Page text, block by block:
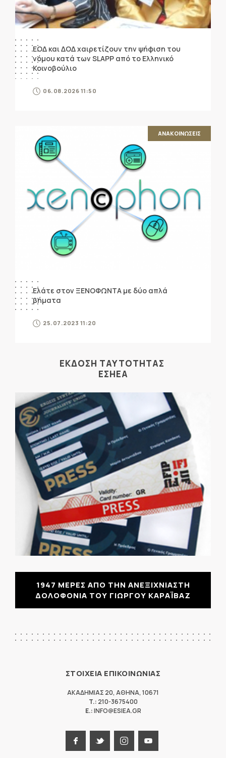
ΕΟΔ και ΔΟΔ χαιρετίζουν την ψήφιση του
νόμου κατά των SLAPP από το Ελληνικό
Κοινοβούλιο
06.08.2026 11:50
ΑΝΑΚΟΙΝΩΣΕΙΣ
Ελάτε στον ΞΕΝΟΦΩΝΤΑ με δύο απλά
βήματα
25.07.2023 11:20
ΕΚΔΟΣΗ ΤΑΥΤΟΤΗΤΑΣ
ΕΣΗΕΑ
1947 ΜΕΡΕΣ ΑΠΟ ΤΗΝ ΑΝΕΞΙΧΝΙΑΣΤΗ
ΔΟΛΟΦΟΝΙΑ ΤΟΥ ΓΙΩΡΓΟΥ ΚΑΡΑΪΒΑΖ
ΣΤΟΙΧΕΙΑ ΕΠΙΚΟΙΝΩΝΙΑΣ
ΑΚΑΔΗΜΙΑΣ 20, ΑΘΗΝΑ, 10671
T.: 210-3675400
E.:INFO@ESIEA.GR